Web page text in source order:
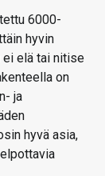
6000-
hyvin
elä tai nitise
on
ja
hyvä asia,